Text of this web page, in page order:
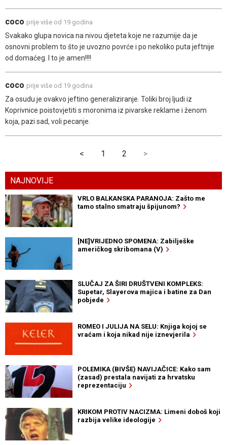
coco prije više od 19 godina
Svakako glupa novica na nivou djeteta koje ne razumije da je
osnovni problem to što je uvozno povrće i po nekoliko puta jeftnije
od domaćeg. I to je amen!!!!
coco prije više od 19 godina
Za osudu je ovakvo jeftino generaliziranje. Toliki broj ljudi iz
Koprivnice poistovjetiti s moronima iz pivarske reklame i ženom
koja, pazi sad, voli pecanje.
< 1 2 >
NAJNOVIJE
VRLO BALKANSKA PARANOJA: Zašto me
tamo stalno smatraju špijunom?
[NE]VRIJEDNO SPOMENA: Zabilješke
američkog skribomana (V)
SLUČAJ ZA ŠIRI DRUŠTVENI KOMPLEKS:
Supetar, Slayerova majica i batine za Dan
pobjede
ROMEO I JULIJA NA SELU: Knjiga kojoj se
vraćam i koja nikad nije iznevjerila
POLEMIKA (BIVŠE) NAVIJAČICE: Kako sam
(zasad) prestala navijati za hrvatsku
reprezentaciju
KRIKOM PROTIV NACIZMA: Limeni doboš koji
razbija velike ideologije